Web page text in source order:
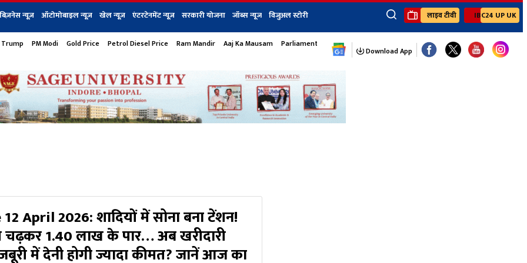
बिज़नेस न्यूज़ ऑटोमोबाइल न्यूज़ खेल न्यूज़ एंटरटेनमेंट न्यूज़ सरकारी योजना जॉब्स न्यूज विजुअल स्टोरी
×
बिज़नेस टेक न्यूज धर्म ऑटोमोबाइल एंटरटेनमेंट खेल जॉब्स न्यूज Youtube Channels
लाइव टीवी IBC24 UP UK
PM Modi Gold Price Petrol Diesel Price Ram Mandir Aaj Ka Mausam Parliament Monsoon Session
Download App
April 2026: शादियों में सोना बना टेंशन!
1.40 लाख के पार… अब खरीदारी
में देनी होगी ज्यादा कीमत? जानें आज का